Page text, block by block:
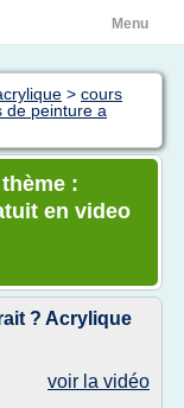
Menu
> cours
de peinture a
:
en video
? Acrylique
voir la vidéo